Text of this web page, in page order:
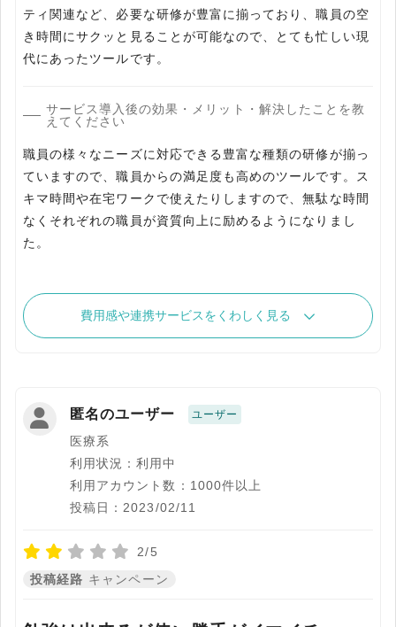
ティ関連など、必要な研修が豊富に揃っており、職員の空
き時間にサクッと見ることが可能なので、とても忙しい現
代にあったツールです。
サービス導入後の効果・メリット・解決したことを教
えてください
職員の様々なニーズに対応できる豊富な種類の研修が揃っ
ていますので、職員からの満足度も高めのツールです。ス
キマ時間や在宅ワークで使えたりしますので、無駄な時間
なくそれぞれの職員が資質向上に励めるようになりまし
た。
費用感や連携サービスをくわしく見る
匿名のユーザー ユーザー
医療系
利用状況：利用中
利用アカウント数：1000件以上
投稿日：2023/02/11
2/5
投稿経路 キャンペーン